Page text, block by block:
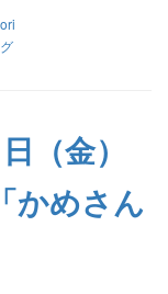
（金）
かめさん